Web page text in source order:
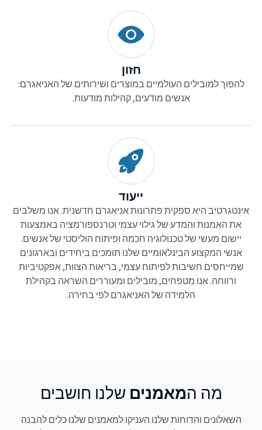
חזון
להפוך למובילים העולמיים במוצרים ושירותים של האניאגרם:
אנשים מודעים, קהילות מודעות.
ייעוד
אינטגרטיב היא ספקית פתרונות אניאגרם חדשנית. אנו משלבים
את האמנות והמדע של גילוי עצמי וטרנספורמציה באמצעות
יישום מעשי של טכנולוגיה חכמה ופיתוח הוליסטי של אנשים.
אנשי המקצוע הבינלאומיים שלנו תומכים ביחידים ובארגונים
שמייחסים חשיבות לפיתוח עצמי, בריאות הצוות, אפקטיביות
ורווחה. אנו מטפחים, מובילים ומעוררים השראה בקהילת
הלמידה של האניאגרם לפי בחירה.
מה המאמנים שלנו חושבים
השאלונים והדוחות שלנו העניקו למאמנים שלנו כלים להבנה